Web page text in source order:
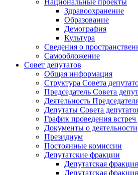
Здравоохранение
Образование
Демография
Культура
Сведения о
Самообложение
Совет депутатов
Общая информация
Структура Совета
Председатель Совета
Деятельность
Депутаты Совета
График проведения встреч
Документы о деятельности
Президиум
Постоянные комиссии
Депутатские фракции
Депутатская
Депутатская